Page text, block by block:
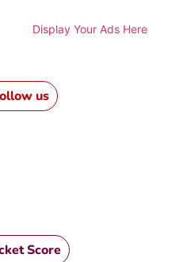
Display Your Ads Here
us
Score